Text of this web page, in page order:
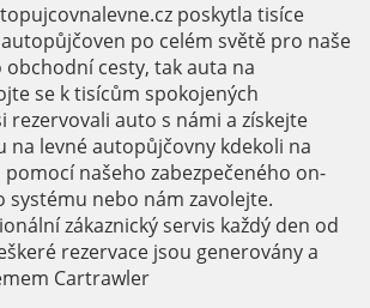
poskytla tisíce
po celém světě pro naše
obchodní cesty, tak auta na
se k tisícům spokojených
rezervovali auto s námi a získejte
na levné autopůjčovny kdekoli na
našeho zabezpečeného on-
systému nebo nám zavolejte.
zákaznický servis každý den od
rezervace jsou generovány a
Cartrawler